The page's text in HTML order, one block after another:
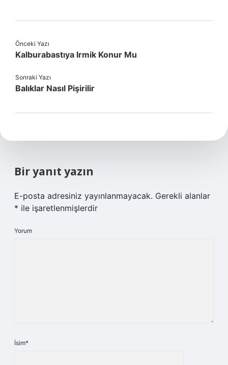
Önceki Yazı
Kalburabastıya Irmik Konur Mu
Sonraki Yazı
Balıklar Nasıl Pişirilir
Bir yanıt yazın
E-posta adresiniz yayınlanmayacak. Gerekli alanlar
* ile işaretlenmişlerdir
Yorum
İsim*